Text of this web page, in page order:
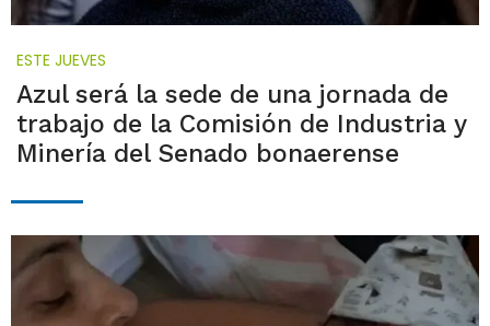
ESTE JUEVES
Azul será la sede de una jornada de
trabajo de la Comisión de Industria y
Minería del Senado bonaerense